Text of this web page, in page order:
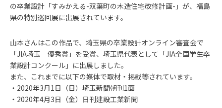
の卒業設計「すみかえる-双葉町の木造住宅改修計画-」が、福島
県の特別巡回展に出展されています。
山本さんはこの作品で、埼玉県の卒業設計オンライン審査会で
「JIA埼玉 優秀賞」を受賞、埼玉県代表として「JIA全国学生卒
業設計コンクール」に出展しました。
また、これまでに以下の媒体で取材・掲載等されています。
・2020年3月1日（日）埼玉新聞朝刊1面
・2020年4月3日（金）日刊建設工業新聞